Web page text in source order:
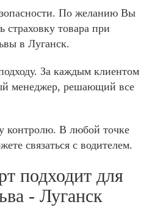
По желанию Вы
страховку товара при
в Луганск.
За каждым клиентом
менеджер, решающий все
контролю. В любой точке
связаться с водителем.
подходит для
- Луганск